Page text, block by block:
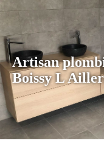
Artisan
Boissy L